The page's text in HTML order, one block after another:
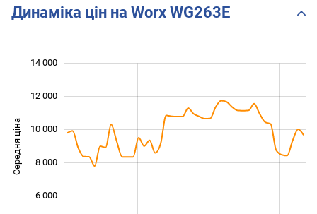
Динаміка цін на Worx WG263E
Середня ціна
6 000
8 000
10 000
14 000
12 000